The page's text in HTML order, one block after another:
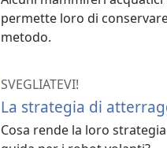
permette loro di
metodo.
SVEGLIATEVI!
La strategia di
Cosa rende la loro